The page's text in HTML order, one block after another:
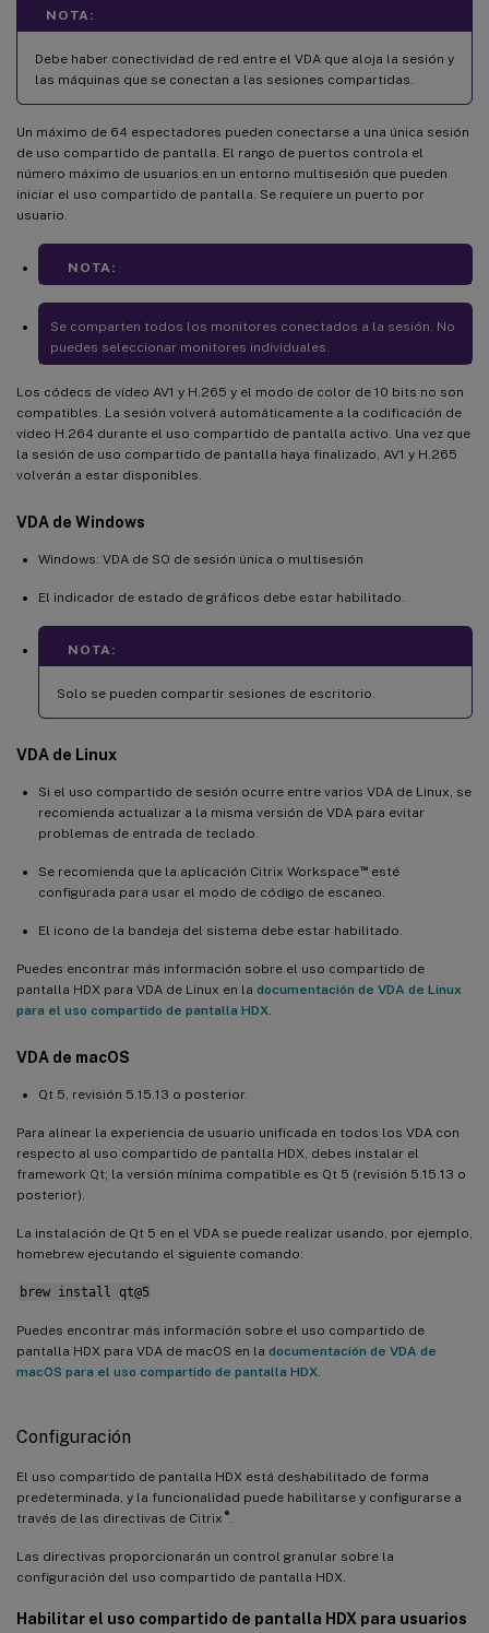
NOTA:
Debe haber conectividad de red entre el VDA que aloja la sesión y
las máquinas que se conectan a las sesiones compartidas.
Un máximo de 64 espectadores pueden conectarse a una única sesión
de uso compartido de pantalla. El rango de puertos controla el
número máximo de usuarios en un entorno multisesión que pueden
iniciar el uso compartido de pantalla. Se requiere un puerto por
usuario.
NOTA:
Se comparten todos los monitores conectados a la sesión. No
puedes seleccionar monitores individuales.
Los códecs de vídeo AV1 y H.265 y el modo de color de 10 bits no son
compatibles. La sesión volverá automáticamente a la codificación de
vídeo H.264 durante el uso compartido de pantalla activo. Una vez que
la sesión de uso compartido de pantalla haya finalizado, AV1 y H.265
volverán a estar disponibles.
VDA de Windows
Windows: VDA de SO de sesión única o multisesión
El indicador de estado de gráficos debe estar habilitado.
NOTA:
Solo se pueden compartir sesiones de escritorio.
VDA de Linux
Si el uso compartido de sesión ocurre entre varios VDA de Linux, se
recomienda actualizar a la misma versión de VDA para evitar
problemas de entrada de teclado.
Se recomienda que la aplicación Citrix Workspace™esté
configurada para usar el modo de código de escaneo.
El icono de la bandeja del sistema debe estar habilitado.
Puedes encontrar más información sobre el uso compartido de
pantalla HDX para VDA de Linux en la documentación de VDA de Linux
para el uso compartido de pantalla HDX
VDA de macOS
Qt 5, revisión 5.15.13 o posterior.
Para alinear la experiencia de usuario unificada en todos los VDA con
respecto al uso compartido de pantalla HDX, debes instalar el
framework Qt; la versión mínima compatible es Qt 5 (revisión 5.15.13 o
posterior).
La instalación de Qt 5 en el VDA se puede realizar usando, por ejemplo,
homebrew ejecutando el siguiente comando:
brew install qt@5
Puedes encontrar más información sobre el uso compartido de
pantalla HDX para VDA de macOS en la documentación de VDA de
macOS para el uso compartido de pantalla HDX
Configuración
El uso compartido de pantalla HDX está deshabilitado de forma
predeterminada, y la funcionalidad puede habilitarse y configurarse a
través de las directivas de Citrix ®.
Las directivas proporcionarán un control granular sobre la
configuración del uso compartido de pantalla HDX.
Habilitar el uso compartido de pantalla HDX para usuarios